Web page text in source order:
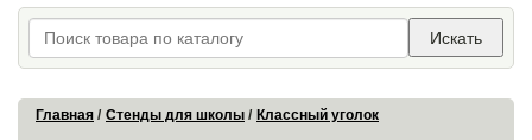
Искать
Главная Стенды для школы Классный уголок